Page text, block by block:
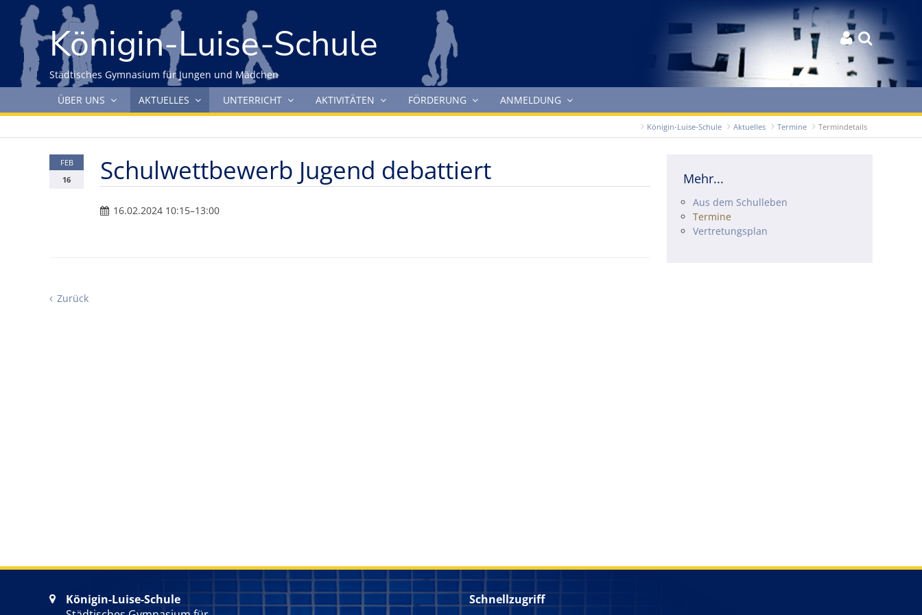
Gleich zum Inhalt der Seite springen
Königin-Luise-Schule  
Städtisches Gymnasium für Jungen und Mädchen
Navigation überspringen
ÜBER UNS AKTUELLES UNTERRICHT AKTIVITÄTEN FÖRDERUNG ANMELDUNG
Königin-Luise-Schule Aktuelles Termine Termindetails
FEB
16
Schulwettbewerb Jugend debattiert
16.02.2024 10:15–13:00
Zurück
Mehr...
Navigation überspringen
Aus dem Schulleben
Termine
Vertretungsplan

Königin-Luise-Schule
Schnellzugriff